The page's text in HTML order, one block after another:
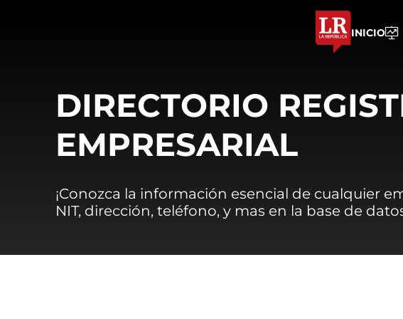
INICIO
DIRECTORIO
EMPRESARIAL
¡Conozca la información esencial de cualquier
NIT, dirección, teléfono, y mas en la base de